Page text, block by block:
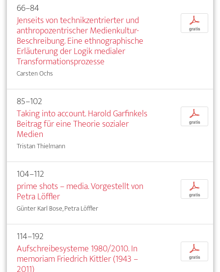
66–84
Jenseits von technikzentrierter und
anthropozentrischer Medienkultur-
Beschreibung. Eine ethnographische
Erläuterung der Logik medialer
Transformationsprozesse
Carsten Ochs
p
gratis
85–102
Taking into account. Harold Garfinkels
Beitrag für eine Theorie sozialer
Medien
Tristan Thielmann
p
gratis
104–112
prime shots – media. Vorgestellt von
Petra Löffler
Günter Karl Bose, Petra Löffler
p
gratis
114–192
Aufschreibesysteme 1980/2010. In
memoriam Friedrich Kittler (1943 –
p
gratis